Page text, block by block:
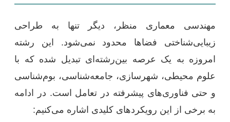
مهندسی معماری منظر، دیگر تنها به طراحی
زیبایی‌شناختی فضاها محدود نمی‌شود. این رشته
امروزه به یک عرصه بین‌رشته‌ای تبدیل شده که با
علوم محیطی، شهرسازی، جامعه‌شناسی، بوم‌شناسی
و حتی فناوری‌های پیشرفته در تعامل است. در ادامه
به برخی از این رویکردهای کلیدی اشاره می‌کنیم: